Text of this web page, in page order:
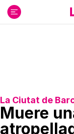
contenido
La Ciutat de
Muere